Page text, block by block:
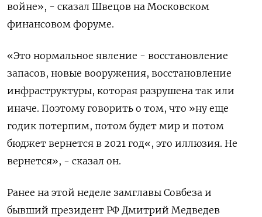
войне», - сказал Швецов на Московском
финансовом форуме.
«Это нормальное явление - восстановление
запасов, новые вооружения, восстановление
инфраструктуры, которая разрушена так или
иначе. Поэтому говорить о том, что »ну еще
годик потерпим, потом будет мир и потом
бюджет вернется в 2021 год«, это иллюзия. Не
вернется», - сказал он.
Ранее на этой неделе замглавы Совбеза и
бывший президент РФ Дмитрий Медведев